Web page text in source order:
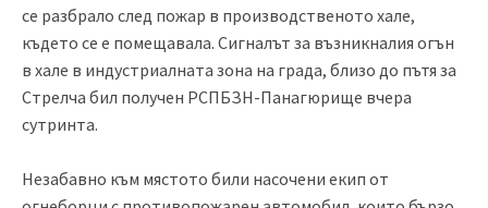
се разбрало след пожар в производственото хале,
където се е помещавала. Сигналът за възникналия огън
в хале в индустриалната зона на града, близо до пътя за
Стрелча бил получен РСПБЗН-Панагюрище вчера
сутринта.
Незабавно към мястото били насочени екип от